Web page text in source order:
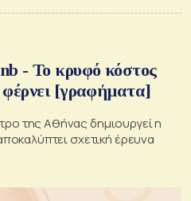
- Το κρυφό κόστος
φέρνει [γραφήματα]
της Αθήνας δημιουργεί η
σχετική έρευνα